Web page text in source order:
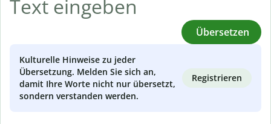
Übersetzen
Kulturelle Hinweise zu jeder
Übersetzung. Melden Sie sich an,
damit Ihre Worte nicht nur übersetzt,
sondern verstanden werden.
Registrieren